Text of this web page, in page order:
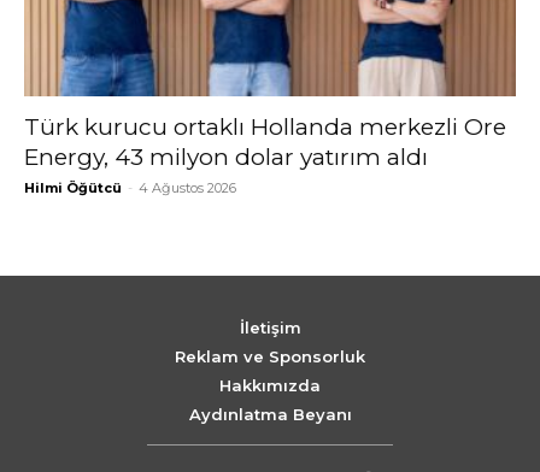
Türk kurucu ortaklı Hollanda merkezli Ore
Energy, 43 milyon dolar yatırım aldı
Hilmi Öğütcü - 4 Ağustos 2026
İletişim
Reklam ve Sponsorluk
Hakkımızda
Aydınlatma Beyanı